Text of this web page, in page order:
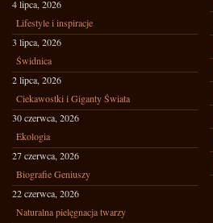
4 lipca, 2026
Lifestyle i inspiracje
3 lipca, 2026
Świdnica
2 lipca, 2026
Ciekawostki i Giganty Świata
30 czerwca, 2026
Ekologia
27 czerwca, 2026
Biografie Geniuszy
22 czerwca, 2026
Naturalna pielęgnacja twarzy